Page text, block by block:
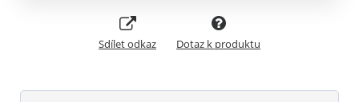
Sdílet odkaz Dotaz k produktu